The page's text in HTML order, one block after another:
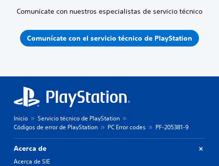
Comunícate con nuestros especialistas de servicio técnico
Comunícate con el servicio técnico de PlayStation
Inicio
Servicio técnico de PlayStation
Códigos de error de PlayStation
PC Error codes PF-205381-9
Acerca de
Acerca de SIE